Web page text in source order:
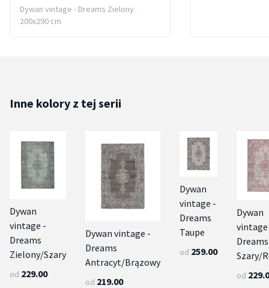
Dywan vintage - Dreams Zielony
200x290 cm
Inne kolory z tej serii
Dywan
vintage -
Dreams
Zielony/Szary
od 229.00
Dywan vintage -
Dreams
Antracyt/Brązowy
od 219.00
Dywan
vintage -
Dreams
Taupe
od 259.00
Dywan
Dreams
Szary/
od